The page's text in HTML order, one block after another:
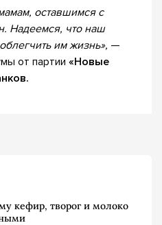
оставшимся с
Надеемся, что наш
им жизнь», —
от партии «Новые
кефир, творог и молоко